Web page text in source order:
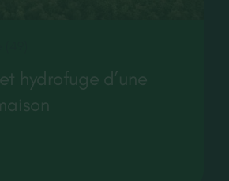
hydrofuge d’une